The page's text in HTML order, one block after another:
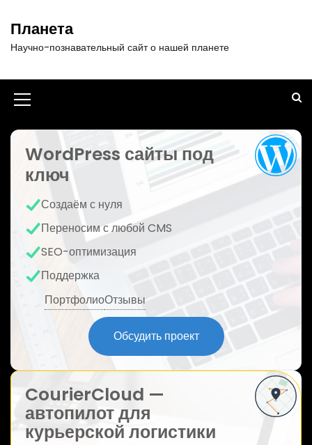
т
Планета
Научно-познавательный сайт о нашей планете
И
к
о
н
к
а
м
WordPress сайты под
ключ
Создаём с нуля
Переносим с любой CMS
SEO-оптимизация
Поддержка
ПортфолиоОтзывы
Обсудить проект
CourierCloud —
автопилот для
курьерской логистики